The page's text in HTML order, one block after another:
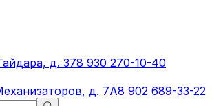
д. 378 930 270-10-40
д. 7А8 902 689-33-22